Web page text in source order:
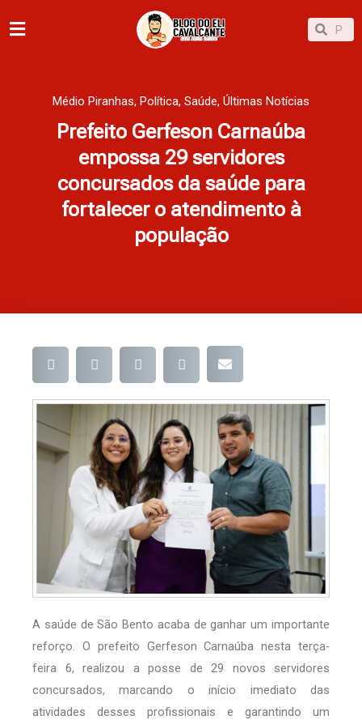
para
Pesquisar
Médio Piranhas, Política, Saúde, Últimas Notícias
Prefeito Gerfeson Carnaúba
empossa 29 servidores
concursados da saúde para
fortalecer o atendimento à
população
A saúde de São Bento acaba de ganhar um importante
reforço. O prefeito Gerfeson Carnaúba nesta terça-
feira 6, realizou a posse de 29 novos servidores
concursados, marcando o início imediato das
atividades desses profissionais e garantindo um